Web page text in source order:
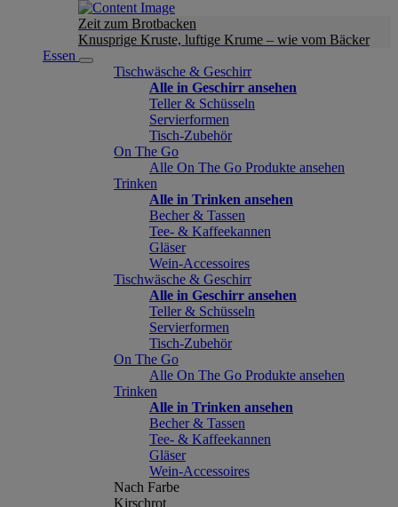
Zeit zum Brotbacken
Knusprige Kruste, luftige Krume – wie vom Bäcker
Essen
Tischwäsche & Geschirr
Alle in Geschirr ansehen
Teller & Schüsseln
Servierformen
Tisch-Zubehör
On The Go
Alle On The Go Produkte ansehen
Trinken
Alle in Trinken ansehen
Becher & Tassen
Tee- & Kaffeekannen
Gläser
Wein-Accessoires
Tischwäsche & Geschirr
Alle in Geschirr ansehen
Teller & Schüsseln
Servierformen
Tisch-Zubehör
On The Go
Alle On The Go Produkte ansehen
Trinken
Alle in Trinken ansehen
Becher & Tassen
Tee- & Kaffeekannen
Gläser
Wein-Accessoires
Nach Farbe
Kirschrot